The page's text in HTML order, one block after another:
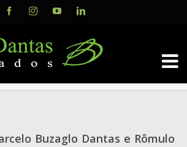
FacebookInstagramYouTubeLinkedIn
Buzaglo Dantas e Rômulo